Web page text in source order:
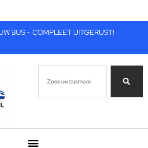
BUS – COMPLEET UITGERUST!